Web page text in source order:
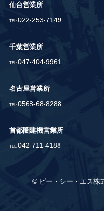
仙台営業所
TEL:022-253-7149
千葉営業所
TEL:047-404-9961
名古屋営業所
TEL:0568-68-8288
首都圏建機営業所
TEL:042-711-4188
© ピー・シー・エス株